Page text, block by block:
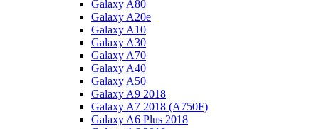
Galaxy A80
Galaxy A20e
Galaxy A10
Galaxy A30
Galaxy A70
Galaxy A40
Galaxy A50
Galaxy A9 2018
Galaxy A7 2018 (A750F)
Galaxy A6 Plus 2018